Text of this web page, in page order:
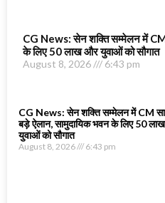
CG News: सेन शक्ति सम्मेलन में
के लिए 50 लाख और युवाओं को सौगात
August 8, 2026 6:43 pm
CG News: सेन शक्ति सम्मेलन में CM
बड़े ऐलान, सामुदायिक भवन के लिए 50
युवाओं को सौगात
August 8, 2026 6:43 pm